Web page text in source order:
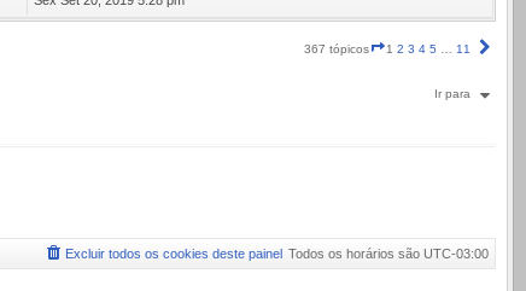
367 tópicos
Página
1 2 3 4 5 11
Ir para
Todos os horários são UTC-03:00
Excluir todos os cookies deste painel